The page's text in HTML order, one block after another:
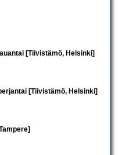
[Tiivistämö, Helsinki]
[Tiivistämö, Helsinki]